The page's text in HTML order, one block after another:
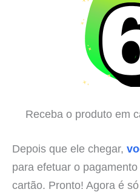
Receba o produto em
Depois que ele chegar,
para efetuar o
cartão. Pronto! Agora é